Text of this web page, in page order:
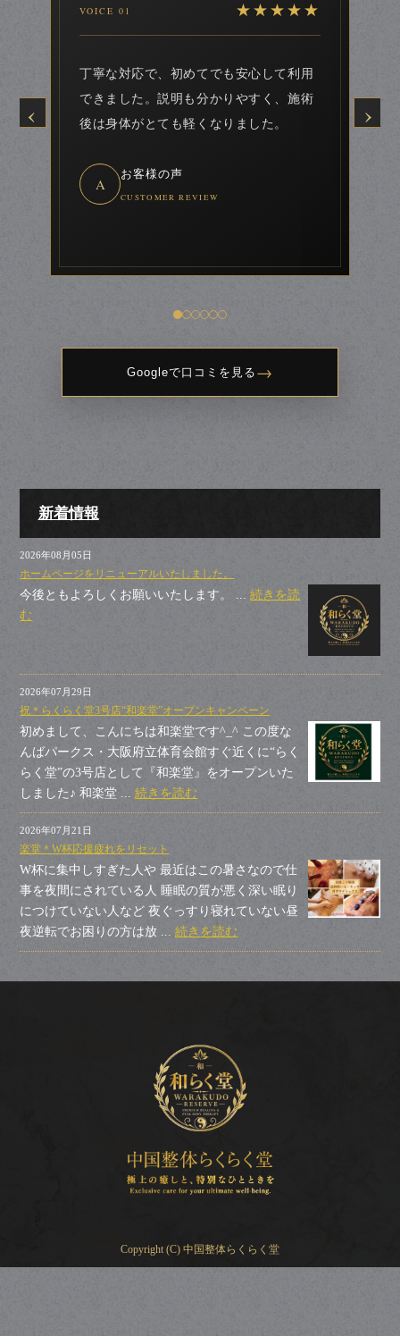
‹
VOICE 01 ★★★★★
丁寧な対応で、初めてでも安心して利用
できました。説明も分かりやすく、施術
後は身体がとても軽くなりました。
A
お客様の声
CUSTOMER REVIEW
た
し
›
Googleで口コミを見る →
新着情報
2026年08月05日
ホームページをリニューアルいたしました。
今後ともよろしくお願いいたします。 ...続きを読
む
2026年07月29日
祝＊らくらく堂3号店“和楽堂”オープンキャンペーン
初めまして、こんにちは和楽堂です^_^ この度な
んばパークス・大阪府立体育会館すぐ近くに“らく
らく堂”の3号店として『和楽堂』をオープンいた
しました♪ 和楽堂 ...続きを読む
2026年07月21日
楽堂＊W杯応援疲れをリセット
W杯に集中しすぎた人や 最近はこの暑さなので仕
事を夜間にされている人 睡眠の質が悪く深い眠り
につけていない人など 夜ぐっすり寝れていない昼
夜逆転でお困りの方は放 ...続きを読む
Copyright (C) 中国整体らくらく堂